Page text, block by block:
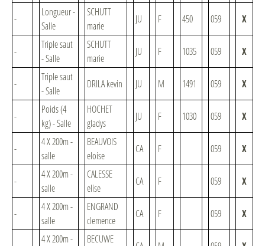
-
Longueur -
Salle
SCHUTT
marie
JU F 450 059 X
-
Triple saut
- Salle
SCHUTT
marie
JU F 1035 059 X
-
Triple saut
- Salle
DRILA kevin JU M 1491 059 X
-
Poids (4
kg) - Salle
HOCHET
gladys
JU F 1030 059 X
-
4 X 200m -
salle
BEAUVOIS
eloise
CA F 059 X
-
4 X 200m -
salle
CALESSE
elise
CA F 059 X
-
4 X 200m -
salle
ENGRAND
clemence
CA F 059 X
4 X 200m -
BECUWE